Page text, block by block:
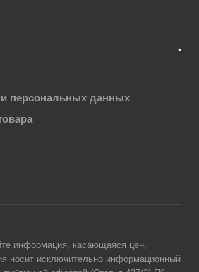
персональных данных
информация, касающаяся цен,
носит исключительно информационный